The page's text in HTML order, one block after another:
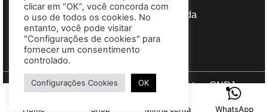
Segurança garantida
Copyright © 2023 Madre Complementos. CNPJ
Gomes Web
Home Shop Minha conta WhatsApp
clicar em “OK”, você concorda com
o uso de todos os cookies. No
entanto, você pode visitar
"Configurações de cookies" para
fornecer um consentimento
controlado.
Configurações Cookies OK